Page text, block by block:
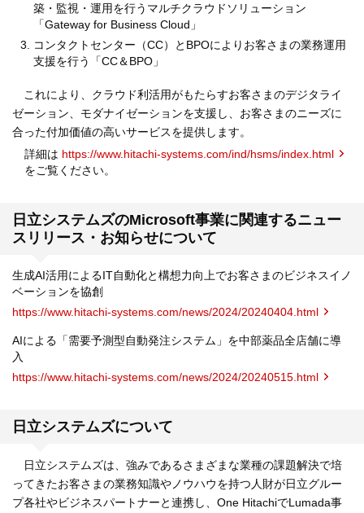
築・監視・運用を行うマルチクラウドソリューション
「Gateway for Business Cloud」
コンタクトセンター（CC）とBPOによりお客さまの業務運用
支援を行う「CC＆BPO」
これにより、クラウド利活用がもたらすお客さまのデジタライ
ゼーション、モダナイゼーションを支援し、お客さまのニーズに
合った付加価値の高いサービスを提供します。
詳細は https://www.hitachi-systems.com/ind/hsms/index.html
をご覧ください。
日立システムズのMicrosoft事業に関連するニュー
スリリース・お知らせについて
生成AI活用によるIT自動化と構想力向上でお客さまのビジネスイノ
ベーションを協創
https://www.hitachi-systems.com/news/2024/20240404.html
AIによる「需要予測型自動発注システム」を中部薬品全店舗に導
入
https://www.hitachi-systems.com/news/2024/20240515.html
日立システムズについて
日立システムズは、強みであるさまざまな業種の課題解決で培
ってきたお客さまの業務知識やノウハウを持つ人財が日立グルー
プ各社やビジネスパートナーと連携し、One HitachiでLumada事